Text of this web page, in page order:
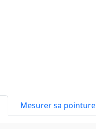
Mesurer sa pointure